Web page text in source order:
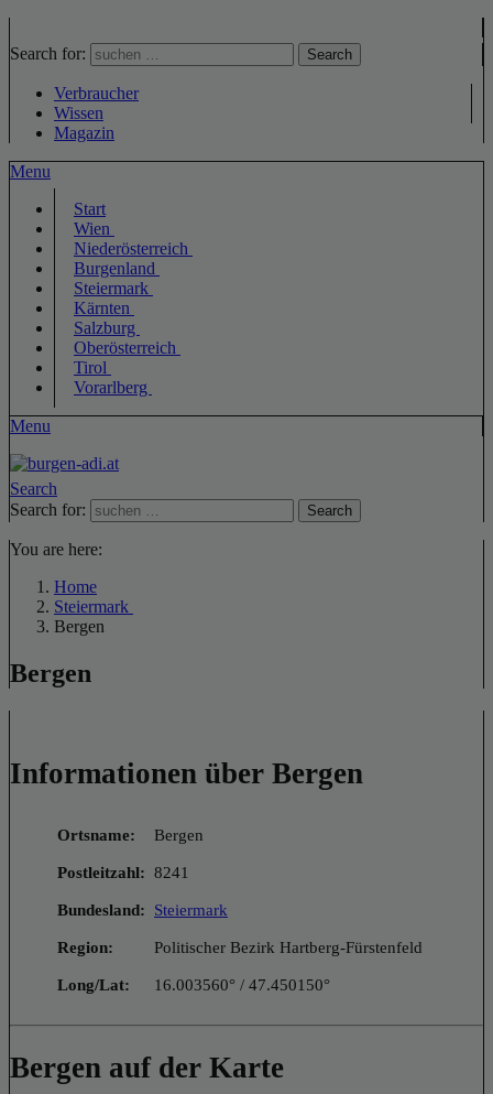
Search for: Search
Verbraucher
Wissen
Magazin
Menu
Start
Wien
Niederösterreich
Burgenland
Steiermark
Kärnten
Salzburg
Oberösterreich
Tirol
Vorarlberg
Menu
Search
Search for:
Search
You are here:
Home
Steiermark
Bergen
Bergen
Informationen über Bergen
Ortsname: Bergen
Postleitzahl: 8241
Bundesland: Steiermark
Region: Politischer Bezirk Hartberg-Fürstenfeld
Long/Lat: 16.003560° / 47.450150°
Bergen auf der Karte